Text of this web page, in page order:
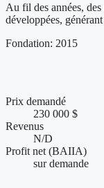
Au fil des années,
développées,
Fondation: 2015
Prix demandé
230 000 $
Revenus
N/D
Profit net (BAIIA)
sur demande